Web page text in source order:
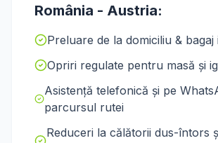
România - Austria:
Preluare de la domiciliu & bagaj
Opriri regulate pentru masă și
Asistență telefonică și pe
parcursul rutei
Reduceri la călătorii dus-întors